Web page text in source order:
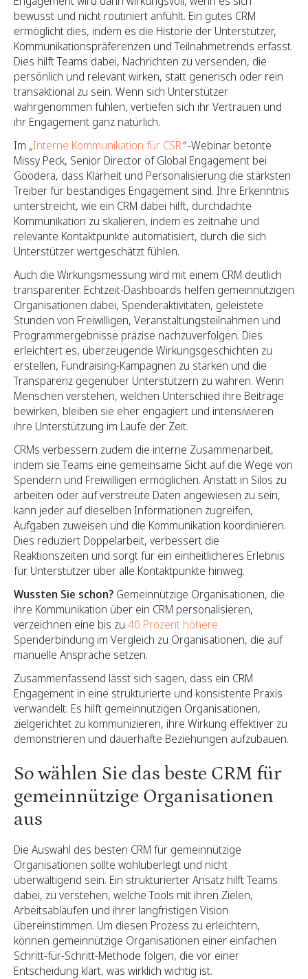
bewusst und nicht routiniert anfühlt. Ein gutes CRM
ermöglicht dies, indem es die Historie der Unterstützer,
Kommunikationspräferenzen und Teilnahmetrends erfasst.
Dies hilft Teams dabei, Nachrichten zu versenden, die
persönlich und relevant wirken, statt generisch oder rein
transaktional zu sein. Wenn sich Unterstützer
wahrgenommen fühlen, vertiefen sich ihr Vertrauen und
ihr Engagement ganz natürlich.
Im „Interne Kommunikation für CSR”-Webinar betonte
Missy Peck, Senior Director of Global Engagement bei
Goodera, dass Klarheit und Personalisierung die stärksten
Treiber für beständiges Engagement sind. Ihre Erkenntnis
unterstreicht, wie ein CRM dabei hilft, durchdachte
Kommunikation zu skalieren, indem es zeitnahe und
relevante Kontaktpunkte automatisiert, durch die sich
Unterstützer wertgeschätzt fühlen.
Auch die Wirkungsmessung wird mit einem CRM deutlich
transparenter. Echtzeit-Dashboards helfen gemeinnützigen
Organisationen dabei, Spenderaktivitäten, geleistete
Stunden von Freiwilligen, Veranstaltungsteilnahmen und
Programmergebnisse präzise nachzuverfolgen. Dies
erleichtert es, überzeugende Wirkungsgeschichten zu
erstellen, Fundraising-Kampagnen zu stärken und die
Transparenz gegenüber Unterstützern zu wahren. Wenn
Menschen verstehen, welchen Unterschied ihre Beiträge
bewirken, bleiben sie eher engagiert und intensivieren
ihre Unterstützung im Laufe der Zeit.
CRMs verbessern zudem die interne Zusammenarbeit,
indem sie Teams eine gemeinsame Sicht auf die Wege von
Spendern und Freiwilligen ermöglichen. Anstatt in Silos zu
arbeiten oder auf verstreute Daten angewiesen zu sein,
kann jeder auf dieselben Informationen zugreifen,
Aufgaben zuweisen und die Kommunikation koordinieren.
Dies reduziert Doppelarbeit, verbessert die
Reaktionszeiten und sorgt für ein einheitlicheres Erlebnis
für Unterstützer über alle Kontaktpunkte hinweg.
Wussten Sie schon? Gemeinnützige Organisationen, die
ihre Kommunikation über ein CRM personalisieren,
verzeichnen eine bis zu 40 Prozent höhere
Spenderbindung im Vergleich zu Organisationen, die auf
manuelle Ansprache setzen.
Zusammenfassend lässt sich sagen, dass ein CRM
Engagement in eine strukturierte und konsistente Praxis
verwandelt. Es hilft gemeinnützigen Organisationen,
zielgerichtet zu kommunizieren, ihre Wirkung effektiver zu
demonstrieren und dauerhafte Beziehungen aufzubauen.
So wählen Sie das beste CRM für
gemeinnützige Organisationen
aus
Die Auswahl des besten CRM für gemeinnützige
Organisationen sollte wohlüberlegt und nicht
überwältigend sein. Ein strukturierter Ansatz hilft Teams
dabei, zu verstehen, welche Tools mit ihren Zielen,
Arbeitsabläufen und ihrer langfristigen Vision
übereinstimmen. Um diesen Prozess zu erleichtern,
können gemeinnützige Organisationen einer einfachen
Schritt-für-Schritt-Methode folgen, die vor einer
Entscheidung klärt, was wirklich wichtig ist.